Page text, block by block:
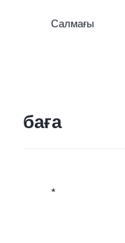
Салмағы
баға
*